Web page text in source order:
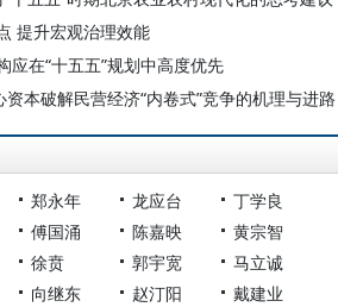
提升宏观治理效能
应在“十五五”规划中高度优先
资本破解民营经济“内卷式”竞争的机理与进路
郑永年 龙应台
丁学良
傅国涌 陈嘉映
黄宗智
徐贲 郭宇宽
马立诚
向继东 赵汀阳
戴建业